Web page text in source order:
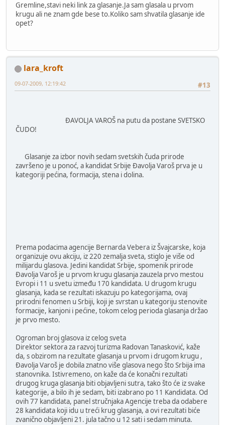
Gremline,stavi neki link za glasanje.Ja sam glasala u prvom
krugu ali ne znam gde bese to.Koliko sam shvatila glasanje ide
opet?
lara_kroft
#13
09-07-2009, 12:19:42
ĐAVOLJA VAROŠ na putu da postane SVETSKO
ČUDO!
Glasanje za izbor novih sedam svetskih čuda prirode
završeno je u ponoć, a kandidat Srbije Đavolja Varoš prva je u
kategoriji pećina, formacija, stena i dolina.
Prema podacima agencije Bernarda Vebera iz Švajcarske, koja
organizuje ovu akciju, iz 220 zemalja sveta, stiglo je više od
milijardu glasova. Jedini kandidat Srbije, spomenik prirode
Đavolja Varoš je u prvom krugu glasanja zauzela prvo mestou
Evropi i 11 u svetu između 170 kandidata. U drugom krugu
glasanja, kada se rezultati iskazuju po kategorijama, ovaj
prirodni fenomen u Srbiji, koji je svrstan u kategoriju stenovite
formacije, kanjoni i pećine, tokom celog perioda glasanja držao
je prvo mesto.
Ogroman broj glasova iz celog sveta
Direktor sektora za razvoj turizma Radovan Tanasković, kaže
da, s obzirom na rezultate glasanja u prvom i drugom krugu ,
Đavolja Varoš je dobila znatno više glasova nego što Srbija ima
stanovnika. Istivremeno, on kaže da će konačni rezultati
drugog kruga glasanja biti objavljeni sutra, tako što će iz svake
kategorije, a bilo ih je sedam, biti izabrano po 11 Kandidata. Od
ovih 77 kandidata, panel stručnjaka Agencije treba da odabere
28 kandidata koji idu u treći krug glasanja, a ovi rezultati biće
zvanično objavljeni 21. jula tačno u 12 sati i sedam minuta.